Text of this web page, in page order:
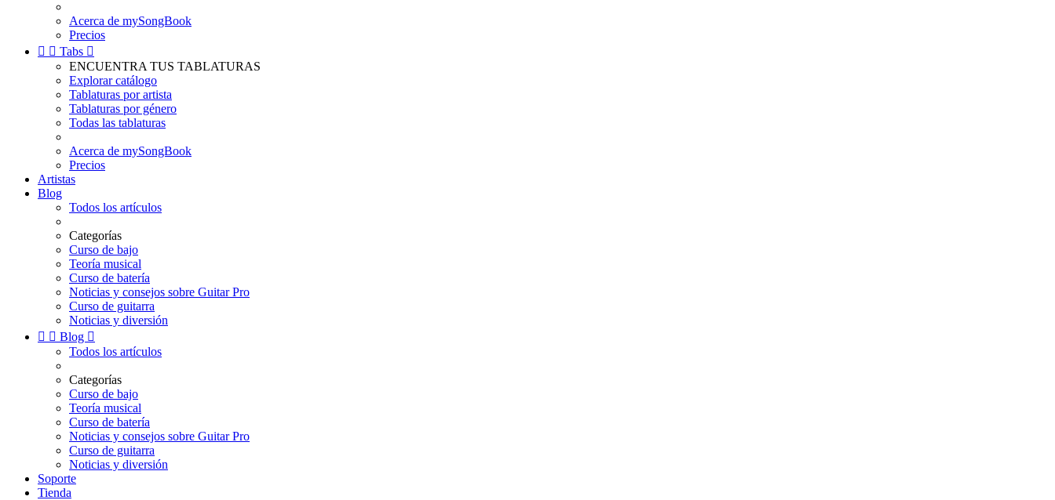
Acerca de mySongBook
Precios
  Tabs 
ENCUENTRA TUS TABLATURAS
Explorar catálogo
Tablaturas por artista
Tablaturas por género
Todas las tablaturas
Acerca de mySongBook
Precios
Artistas
Blog
Todos los artículos
Categorías
Curso de bajo
Teoría musical
Curso de batería
Noticias y consejos sobre Guitar Pro
Curso de guitarra
Noticias y diversión
  Blog 
Todos los artículos
Categorías
Curso de bajo
Teoría musical
Curso de batería
Noticias y consejos sobre Guitar Pro
Curso de guitarra
Noticias y diversión
Soporte
Tienda